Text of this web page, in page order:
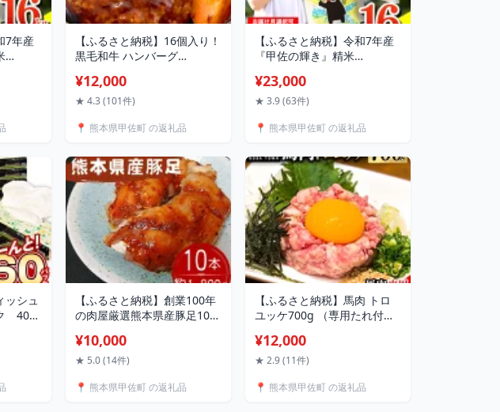
7年産
荷日
ブレ
国内
【ふるさと納税】16個入り！
黒毛和牛 ハンバーグ
弁当 おかず 個包装 小分け 人
気 牛肉100％ 冷凍 国産 送料
牛 お取り寄せ 焼くだけ 国内
¥12,000
★ 4.3 (101件)
📍 熊本県甲佐町 の返礼品
【ふるさと納税】令和7年産
『甲佐の輝き』精米
【配送月指定可！】／出荷日
に合わせて精米 - 国産 白米
料米 訳あり 厳選 マイスター
佐町 【価格改定ZQ】
¥23,000
★ 3.9 (63件)
📍 熊本県甲佐町 の返礼品
ッシュ
400
ーパ
必需
佐町
【ふるさと納税】創業100年
の肉屋厳選熊本県産豚足10本
1.8kg みそだれ 味付き ピリ
辛 病みつき 手作り 老舗の味
本県 甲佐町
¥10,000
★ 5.0 (14件)
📍 熊本県甲佐町 の返礼品
【ふるさと納税】馬肉 トロ
ユッケ700g （専用たれ付
ケ 特殊加工 低温調理 レア食
感 自家製タレ付 冷凍 人気 お
改定X】
¥12,000
★ 2.9 (11件)
📍 熊本県甲佐町 の返礼品